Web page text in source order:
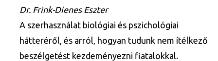
Dr. Frink-Dienes Eszter
A szerhasználat biológiai és pszichológiai
hátteréről, és arról, hogyan tudunk nem ítélkező
beszélgetést kezdeményezni fiatalokkal.